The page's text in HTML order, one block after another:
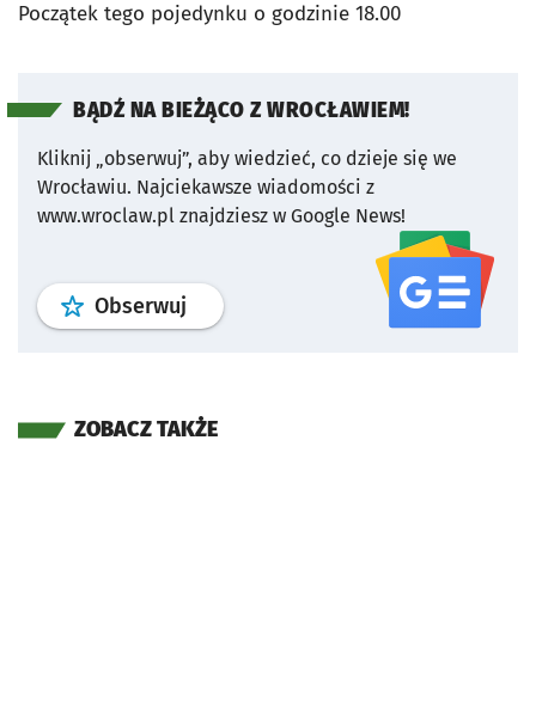
Początek tego pojedynku o godzinie 18.00
BĄDŹ NA BIEŻĄCO Z WROCŁAWIEM!
Kliknij „obserwuj”, aby wiedzieć, co dzieje się we
Wrocławiu. Najciekawsze wiadomości z
www.wroclaw.pl znajdziesz w Google News!
Obserwuj profil serwisu
ZOBACZ TAKŻE